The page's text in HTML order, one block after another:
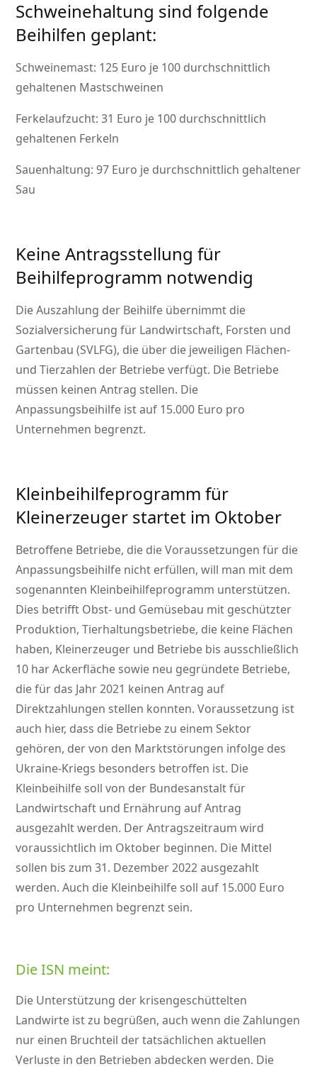
Schweinehaltung sind folgende
Beihilfen geplant:
Schweinemast: 125 Euro je 100 durchschnittlich
gehaltenen Mastschweinen
Ferkelaufzucht: 31 Euro je 100 durchschnittlich
gehaltenen Ferkeln
Sauenhaltung: 97 Euro je durchschnittlich gehaltener
Sau
Keine Antragsstellung für
Beihilfeprogramm notwendig
Die Auszahlung der Beihilfe übernimmt die
Sozialversicherung für Landwirtschaft, Forsten und
Gartenbau (SVLFG), die über die jeweiligen Flächen-
und Tierzahlen der Betriebe verfügt. Die Betriebe
müssen keinen Antrag stellen. Die
Anpassungsbeihilfe ist auf 15.000 Euro pro
Unternehmen begrenzt.
Kleinbeihilfeprogramm für
Kleinerzeuger startet im Oktober
Betroffene Betriebe, die die Voraussetzungen für die
Anpassungsbeihilfe nicht erfüllen, will man mit dem
sogenannten Kleinbeihilfeprogramm unterstützen.
Dies betrifft Obst- und Gemüsebau mit geschützter
Produktion, Tierhaltungsbetriebe, die keine Flächen
haben, Kleinerzeuger und Betriebe bis ausschließlich
10 har Ackerfläche sowie neu gegründete Betriebe,
die für das Jahr 2021 keinen Antrag auf
Direktzahlungen stellen konnten. Voraussetzung ist
auch hier, dass die Betriebe zu einem Sektor
gehören, der von den Marktstörungen infolge des
Ukraine-Kriegs besonders betroffen ist. Die
Kleinbeihilfe soll von der Bundesanstalt für
Landwirtschaft und Ernährung auf Antrag
ausgezahlt werden. Der Antragszeitraum wird
voraussichtlich im Oktober beginnen. Die Mittel
sollen bis zum 31. Dezember 2022 ausgezahlt
werden. Auch die Kleinbeihilfe soll auf 15.000 Euro
pro Unternehmen begrenzt sein.
Die ISN meint:
Die Unterstützung der krisengeschüttelten
Landwirte ist zu begrüßen, auch wenn die Zahlungen
nur einen Bruchteil der tatsächlichen aktuellen
Verluste in den Betrieben abdecken werden. Die